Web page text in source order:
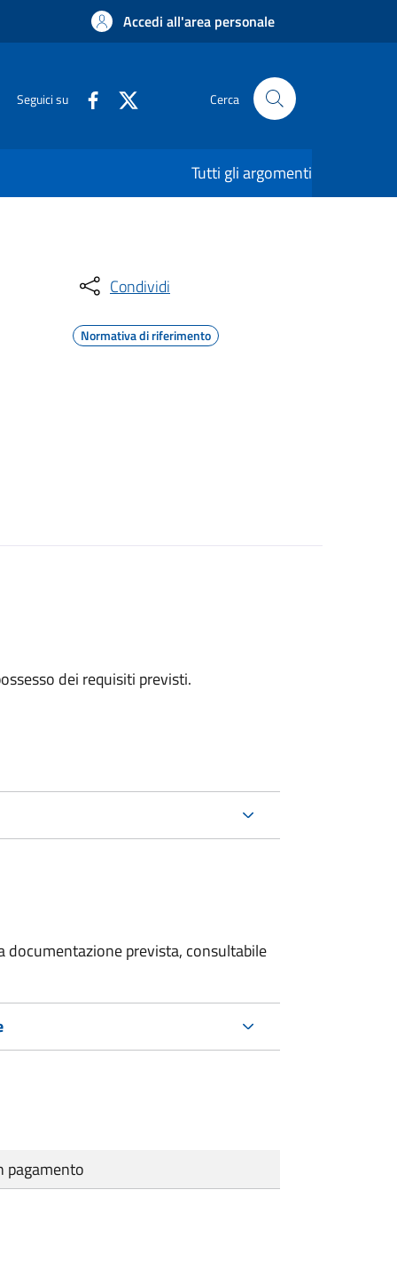
Accedi all'area personale
Seguici su Cerca
Tutti gli argomenti
Condividi
Normativa di riferimento
dei requisiti previsti.
prevista, consultabile
pagamento